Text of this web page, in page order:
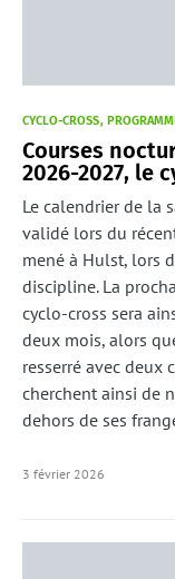
CYCLO-CROSS
Courses
2026-2027, le
Le calendrier de la
validé lors du
mené à Hulst, lors
discipline. La
cyclo-cross sera
deux mois, alors
resserré avec deux
cherchent ainsi de
dehors de ses
3 février 2026